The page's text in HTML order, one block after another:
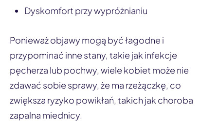
Dyskomfort przy wypróżnianiu
Ponieważ objawy mogą być łagodne i
przypominać inne stany, takie jak infekcje
pęcherza lub pochwy, wiele kobiet może nie
zdawać sobie sprawy, że ma rzeżączkę, co
zwiększa ryzyko powikłań, takich jak choroba
zapalna miednicy.